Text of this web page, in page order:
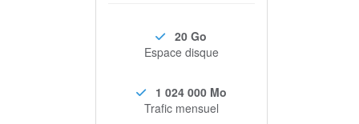
20 Go
Espace disque
1 024 000 Mo
Trafic mensuel